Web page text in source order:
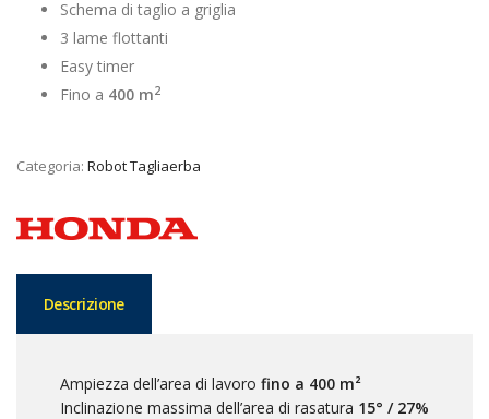
Schema di taglio a griglia
3 lame flottanti
Easy timer
Fino a 400 m2
Categoria: Robot Tagliaerba
Descrizione
Ampiezza dell’area di lavoro fino a 400 m²
Inclinazione massima dell’area di rasatura 15° / 27%